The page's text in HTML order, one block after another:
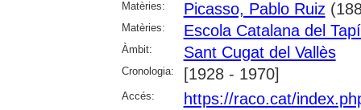
Matèries:
Picasso, Pablo Ruiz
Matèries: Escola Catalana del
Àmbit: Sant Cugat del Vallès
Cronologia: [1928 - 1970]
Accés: https://raco.cat/